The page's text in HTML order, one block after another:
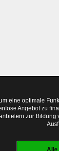
eine optimale
Angebot zu
zur
Alle